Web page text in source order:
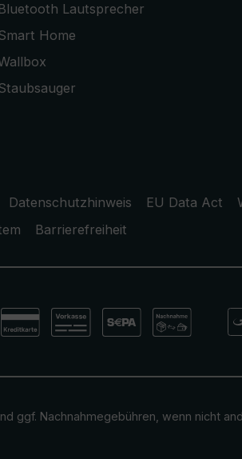
Bluetooth Lautsprecher
Home
Datenschutzhinweis EU Data Act
Barrierefreiheit
ggf. Nachnahmegebühren, wenn nicht